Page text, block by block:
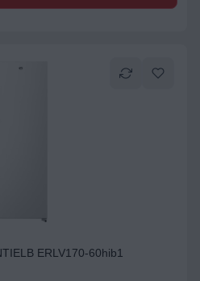
ERLV170-60hib1